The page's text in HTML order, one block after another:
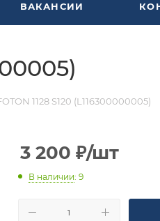
ВАКАНСИИ
1128 S120 (L116300000005)
3 200 ₽/шт
В наличии: 9